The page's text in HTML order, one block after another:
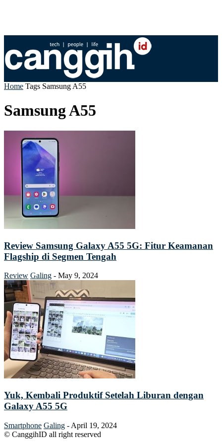
Home Tags Samsung A55
Samsung A55
Review Samsung Galaxy A55 5G: Fitur Keamanan
Flagship di Segmen Tengah
Review Galing - May 9, 2024
Yuk, Kembali Produktif Setelah Liburan dengan
Galaxy A55 5G
Smartphone Galing - April 19, 2024
© CanggihID all right reserved